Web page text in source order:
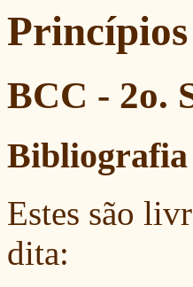
BCC - 2o.
Bibliografia
Estes são
dita: